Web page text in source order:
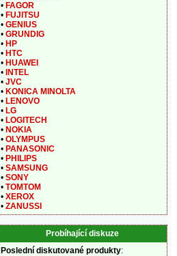
• FAGOR
• FUJITSU
• GENIUS
• GRUNDIG
• HP
• HTC
• HUAWEI
• INTEL
• JVC
• KONICA MINOLTA
• LENOVO
• LG
• LOGITECH
• NOKIA
• OLYMPUS
• PANASONIC
• PHILIPS
• SAMSUNG
• SONY
• TOMTOM
• XEROX
• ZANUSSI
Probíhající diskuze
Poslední diskutované produkty: